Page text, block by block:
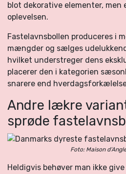
blot dekorative elementer, men
oplevelsen.
Fastelavnsbollen produceres i
mængder og sælges
hvilket understreger dens
placerer den i kategorien
snarere end
Andre lækre
sprøde
Foto: Maison
Heldigvis behøver man ikke